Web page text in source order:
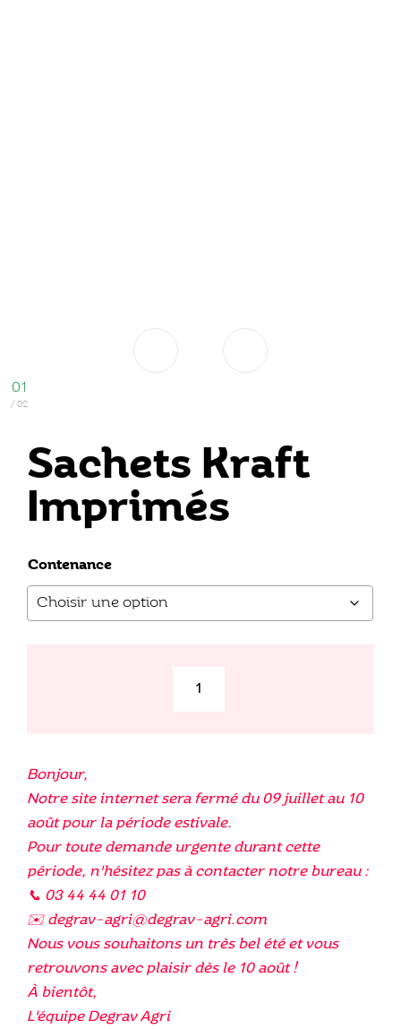
Sachets Kraft
Imprimés
Contenance
Imprimés
Bonjour,
Notre site internet sera fermé du 09 juillet au 10
août pour la période estivale.
Pour toute demande urgente durant cette
période, n'hésitez pas à contacter notre bureau :
📞 03 44 44 01 10
✉️ degrav-agri@degrav-agri.com
Nous vous souhaitons un très bel été et vous
retrouvons avec plaisir dès le 10 août !
À bientôt,
L'équipe Degrav Agri